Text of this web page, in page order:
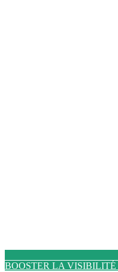
BOOSTER LA VISIBILITÉ